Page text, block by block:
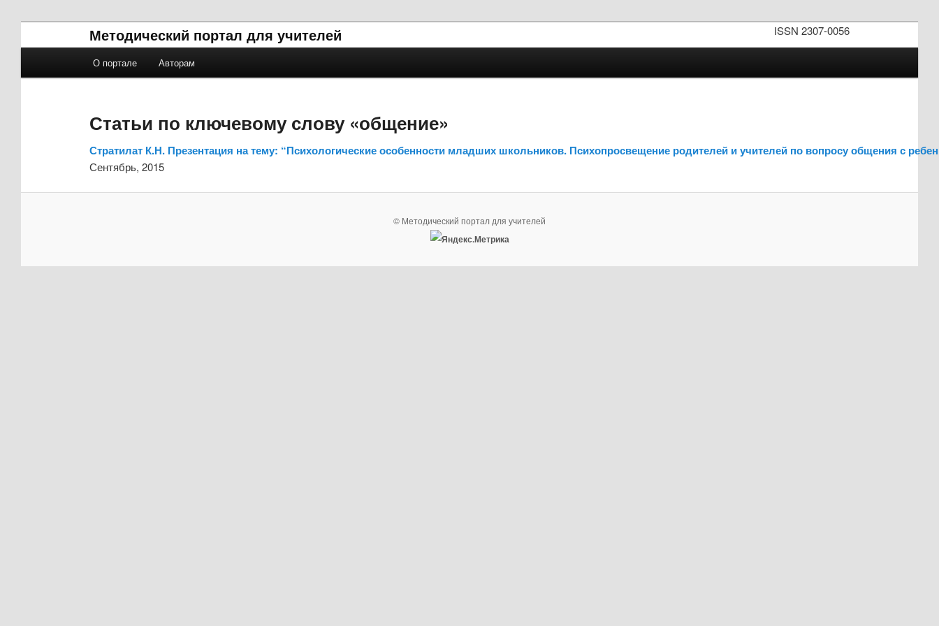
Методический портал для учителей
ISSN 2307-0056
Перейти к основному содержимому
Перейти к дополнительному содержимому
О портале Авторам
Статьи по ключевому слову «общение»
Стратилат К.Н. Презентация на тему: “Психологические особенности младших школьников. Психопросвещение родителей и учителей по вопросу общения с
Сентябрь, 2015
© Методический портал для учителей